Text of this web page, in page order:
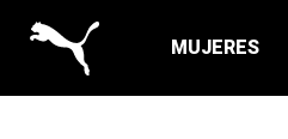
MUJERES